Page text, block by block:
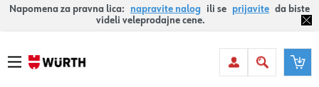
Napomena za pravna lica: napravite nalog ili se prijavite da biste
videli veleprodajne cene.